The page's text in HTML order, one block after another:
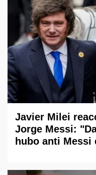
Javier Milei
Jorge Messi:
hubo anti Messi